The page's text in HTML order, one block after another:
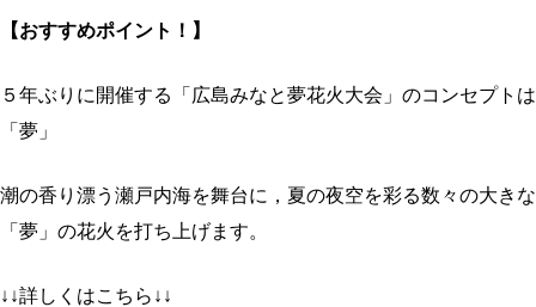
【おすすめポイント！】
５年ぶりに開催する「広島みなと夢花火大会」のコンセプトは
「夢」
潮の香り漂う瀬戸内海を舞台に，夏の夜空を彩る数々の大きな
「夢」の花火を打ち上げます。
↓↓詳しくはこちら ↓↓